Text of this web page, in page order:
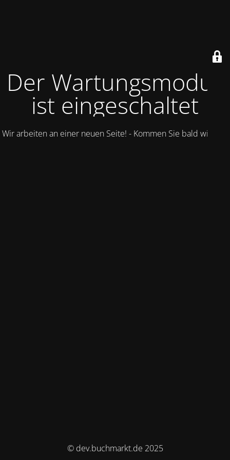
Der Wartungsmodus
ist eingeschaltet
Wir arbeiten an einer neuen Seite! - Kommen Sie bald wieder.
© dev.buchmarkt.de 2025